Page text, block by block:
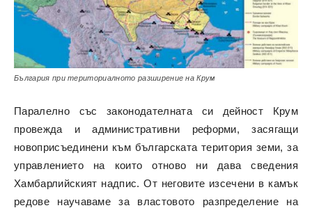
България при териториалното разширение на Крум
Паралелно със законодателната си дейност Крум
провежда и административни реформи, засягащи
новоприсъединени към българската територия земи, за
управлението на които отново ни дава сведения
Хамбарлийският надпис. От неговите изсечени в камък
редове научаваме за властовото разпределение на